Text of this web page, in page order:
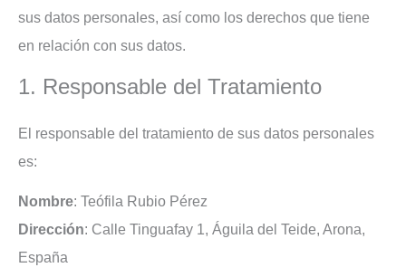
sus datos personales, así como los derechos que tiene
en relación con sus datos.
1. Responsable del Tratamiento
El responsable del tratamiento de sus datos personales
es:
Nombre: Teófila Rubio Pérez
Dirección: Calle Tinguafay 1, Águila del Teide, Arona,
España